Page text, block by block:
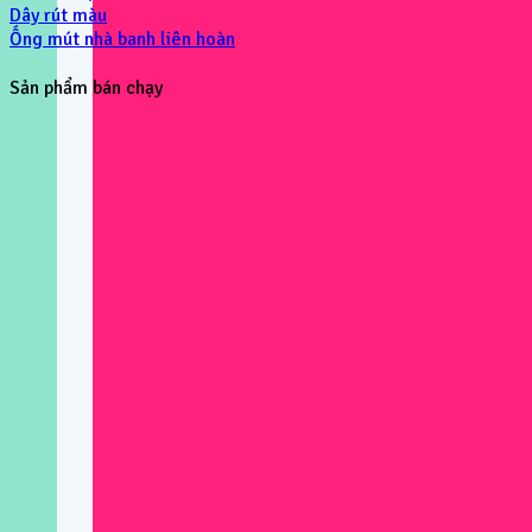
Dây rút màu
Ống mút nhà banh liên hoàn
Sản phẩm bán chạy